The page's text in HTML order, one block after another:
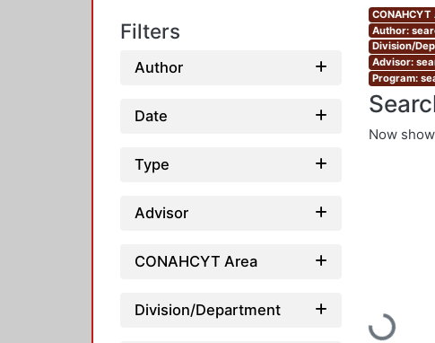
Filters
Author
Date
Type
Advisor
CONAHCYT Area
Division/Department
CONAHCYT
Author:
Division/
Advisor:
Program:
Now
Loading...